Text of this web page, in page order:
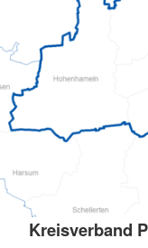
Kreisverband